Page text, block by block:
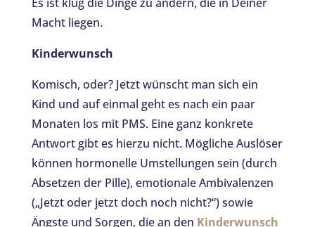
Macht liegen.
Kinderwunsch
Komisch, oder? Jetzt wünscht man sich ein
Kind und auf einmal geht es nach ein paar
Monaten los mit PMS. Eine ganz konkrete
Antwort gibt es hierzu nicht. Mögliche Auslöser
können hormonelle Umstellungen sein (durch
Absetzen der Pille), emotionale Ambivalenzen
(„Jetzt oder jetzt doch noch nicht?“) sowie
Ängste und Sorgen, die an den Kinderwunsch